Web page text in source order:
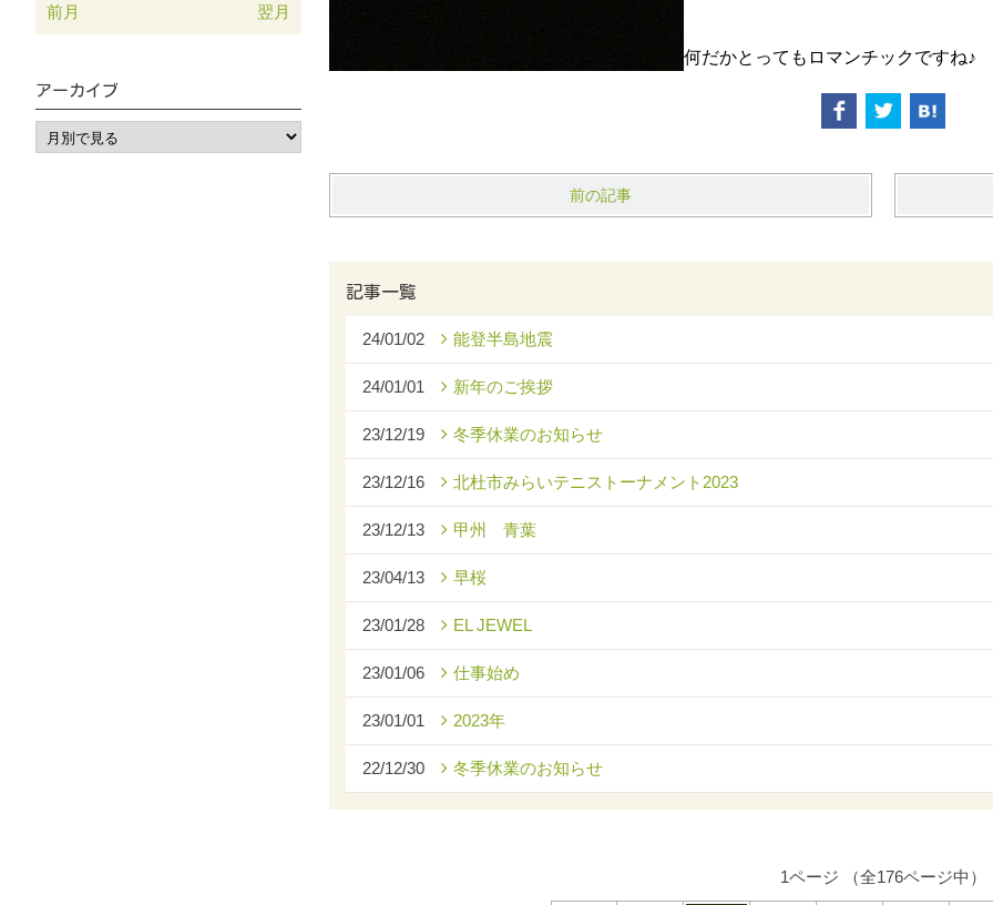
何だかとってもロマンチックですね♪
前の記事
記事一覧
24/01/02 能登半島地震
24/01/01 新年のご挨拶
23/12/19 冬季休業のお知らせ
23/12/16 北杜市みらいテニストーナメント2023
23/12/13 甲州 青葉
23/04/13 早桜
23/01/28 EL JEWEL
23/01/06 仕事始め
23/01/01 2023年
22/12/30 冬季休業のお知らせ
1ページ （全176ページ中）
前月 翌月
アーカイブ